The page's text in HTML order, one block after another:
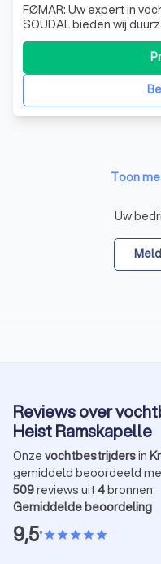
FØMAR: Uw expert in
SOUDAL bieden wij
op maat. Betrouwbaar,
Contacteer ons
Toon
Uw
Reviews over
Heist Ramskapelle
Onze vochtbestrijdersin
gemiddeld beoordeeld
509reviews uit 4bronnen
Gemiddelde beoordeling
9,5•starstarstarstarstar